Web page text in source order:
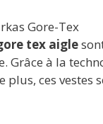
Gore-Tex
tex aigle
à la
plus, ces